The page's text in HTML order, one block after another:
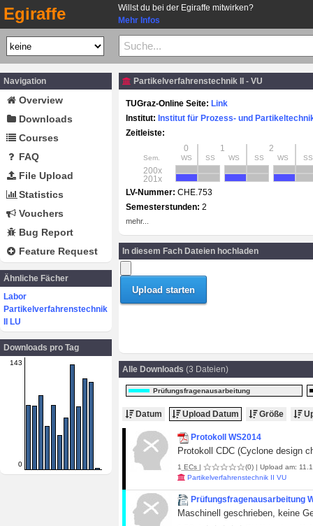
Egiraffe
Willst du bei der Egiraffe mitwirken?
Mehr Infos
Navigation
Overview
Downloads
Courses
FAQ
File Upload
Statistics
Vouchers
Bug Report
Feature Request
Ähnliche Fächer
Labor
Partikelverfahrenstechnik
II LU
Downloads pro Tag
143
0
Partikelverfahrenstechnik II - VU
TUGraz-Online Seite: Link
Institut: Institut für Prozess- und
Zeitleiste:
0
1 2
Sem. WS SS WS SS WS SS
200x
201x
LV-Nummer: CHE.753
Semesterstunden: 2
mehr...
In diesem Fach Dateien hochladen
Alle Downloads (3 Dateien)
Prüfungsfragenausarbeitung
Datum Upload Datum Größe
Protokoll WS2014
Protokoll CDC (Cyclone design
1 ECs | (0) | Upload am:
Partikelverfahrenstechnik II VU
Prüfungsfragenausarbeitung
Maschinell geschrieben, keine